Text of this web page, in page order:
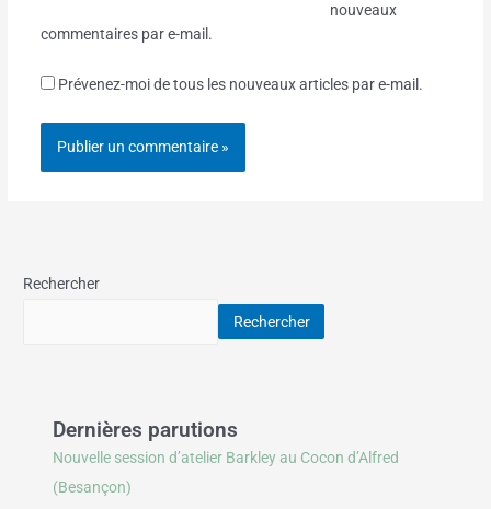
nouveaux
commentaires par e-mail.
Prévenez-moi de tous les nouveaux articles par e-mail.
Rechercher
Rechercher
Dernières parutions
Nouvelle session d’atelier Barkley au Cocon d’Alfred
(Besançon)